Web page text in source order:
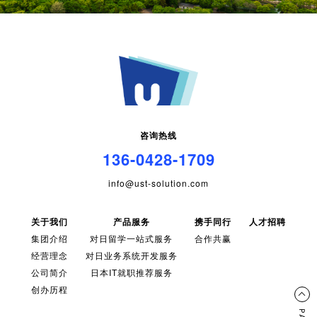
咨询热线
136-0428-1709
info@ust-solution.com
关于我们
集团介绍
经营理念
公司简介
创办历程
产品服务
对日留学一站式服务
对日业务系统开发服务
日本IT就职推荐服务
携手同行
合作共赢
人才招聘